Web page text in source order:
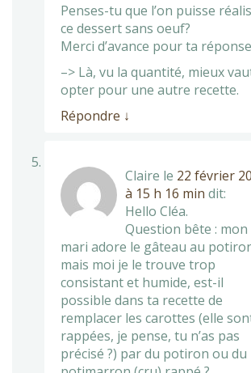
Penses-tu que l’on puisse
ce dessert sans oeuf?
Merci d’avance pour ta
–> Là, vu la quantité, mieux
opter pour une autre recette.
Répondre ↓
Claire le 22 février
à 15 h 16 min dit:
Hello Cléa.
Question bête : mon
mari adore le gâteau au
mais moi je le trouve trop
consistant et humide, est-il
possible dans ta recette de
remplacer les carottes (elle
rappées, je pense, tu n’as pas
précisé ?) par du potiron ou du